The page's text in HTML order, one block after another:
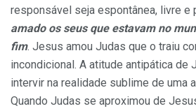
responsável seja espontânea, livre e
amado os seus que estavam no
fim. Jesus amou Judas que o traiu
incondicional. A atitude antipática de
intervir na realidade sublime de uma
Quando Judas se aproximou de